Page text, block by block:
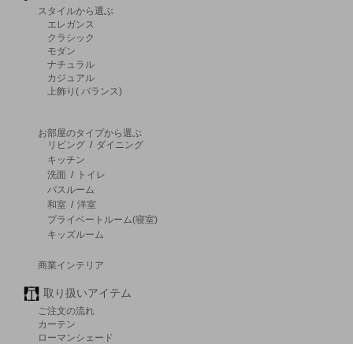
スタイルから選ぶ
エレガンス
クラシック
モダン
ナチュラル
カジュアル
上飾り( バランス)
お部屋のタイプから選ぶ
リビング / ダイニング
キッチン
洗面 /
トイレ
バスルーム
和室 / 洋室
プライベートルーム(寝室)
キッズルーム
商業インテリア
取り扱いアイテム
ご注文の流れ
カーテン
ローマンシェード